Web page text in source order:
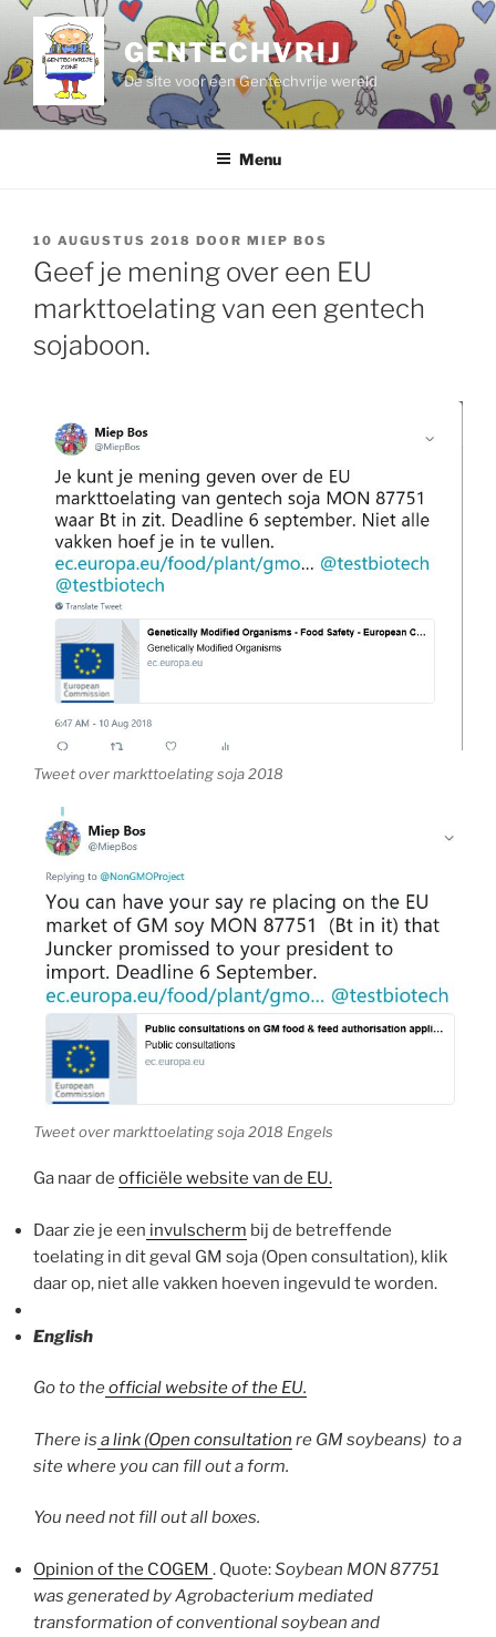
de
inhoud
GENTECHVRIJ
De site voor een Gentechvrije wereld
Menu
GEPLAATST
OP
10 AUGUSTUS 2018 DOOR MIEP BOS
Geef je mening over een EU
markttoelating van een gentech
sojaboon.
Tweet over markttoelating soja 2018
Tweet over markttoelating soja 2018 Engels
Ga naar de officiële website van de EU.
Daar zie je een invulscherm bij de betreffende
toelating in dit geval GM soja (Open consultation), klik
daar op, niet alle vakken hoeven ingevuld te worden.
English
Go to theofficial website of the EU.
There is a link (Open consultation re GM soybeans) to a
site where you can fill out a form.
You need not fill out all boxes.
Opinion of the COGEM . Quote:Soybean MON 87751
was generated byAgrobacterium mediated
transformation of conventionalsoybean and